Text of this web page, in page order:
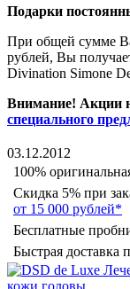
Подарки
При общей сумме
рублей, Вы
Divination Simone
Внимание! Акции
специального
03.12.2012
100%
Скидка 5% при
от 15 000 рублей*
Бесплатные
Быстрая доставка